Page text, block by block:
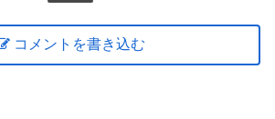
コメントを書き込む